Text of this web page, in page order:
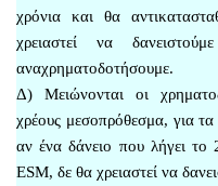
χρόνια και θα
χρειαστεί να
αναχρηματοδοτήσουμε.
Δ) Μειώνονται οι
χρέους μεσοπρόθεσμα, για
αν ένα δάνειο που λήγει το
ESM, δε θα χρειαστεί να